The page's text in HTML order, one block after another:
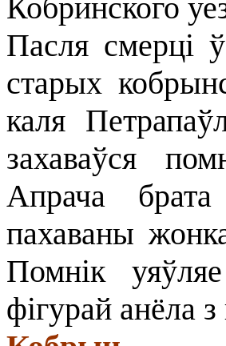
Кобринского
Пасля смерці
старых
каля
захаваўся
Апрача
пахаваны
Помнік
фігурай анёла